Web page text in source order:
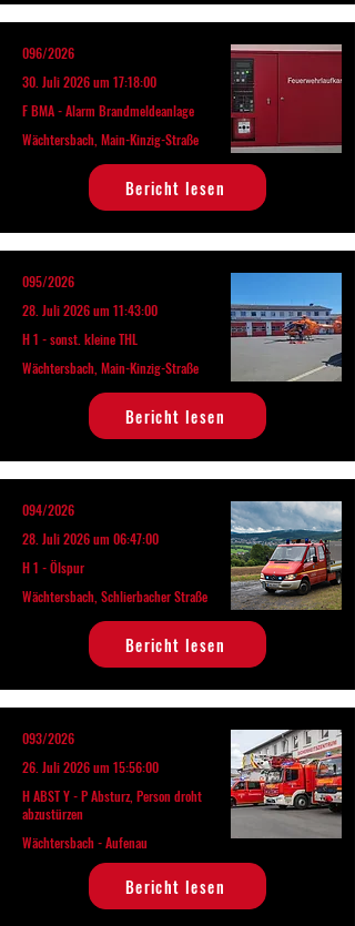
096/2026
30. Juli 2026 um 17:18:00
F BMA - Alarm Brandmeldeanlage
Wächtersbach, Main-Kinzig-Straße
Bericht lesen
095/2026
28. Juli 2026 um 11:43:00
H 1 - sonst. kleine THL
Wächtersbach, Main-Kinzig-Straße
Bericht lesen
094/2026
28. Juli 2026 um 06:47:00
H 1 - Ölspur
Wächtersbach, Schlierbacher Straße
Bericht lesen
093/2026
26. Juli 2026 um 15:56:00
H ABST Y - P Absturz, Person droht
abzustürzen
Wächtersbach - Aufenau
Bericht lesen